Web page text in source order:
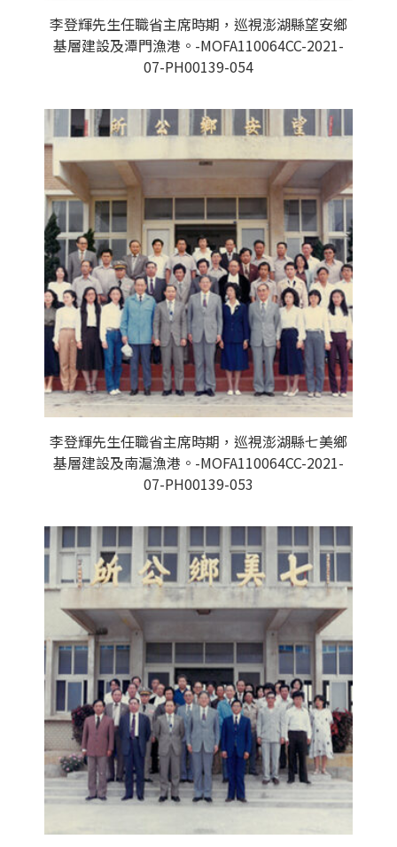
李登輝先生任職省主席時期，巡視澎湖縣望安鄉
基層建設及潭門漁港。-MOFA110064CC-2021-
07-PH00139-054
李登輝先生任職省主席時期，巡視澎湖縣七美鄉
基層建設及南滬漁港。-MOFA110064CC-2021-
07-PH00139-053